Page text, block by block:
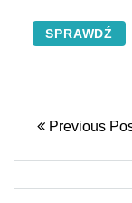
SPRAWDŹ
Previous